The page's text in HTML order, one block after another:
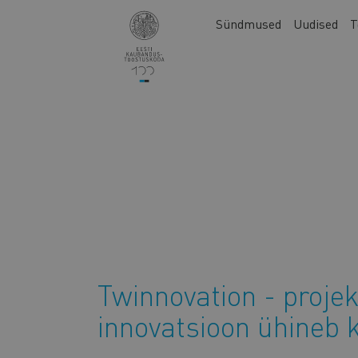
Main
Sündmused Uudised
Twinnovation -
innovatsioon ühineb